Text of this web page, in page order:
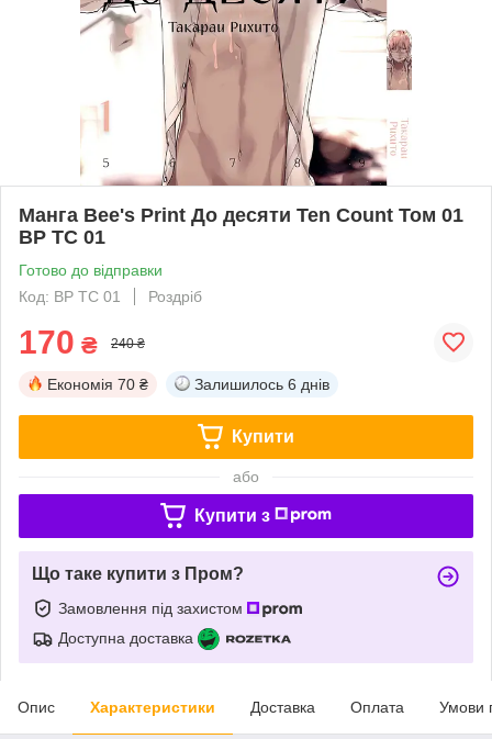
Манга Bee's Print До десяти Ten Count Том 01
ВР TC 01
Готово до відправки
Код: BP TC 01
Роздріб
170 ₴ 240 ₴
Економія 70 ₴ Залишилось 6 днів
Купити
або
Купити з
Що таке купити з Пром?
Замовлення під захистом
Доступна доставка
Опис Характеристики Доставка Оплата Умови